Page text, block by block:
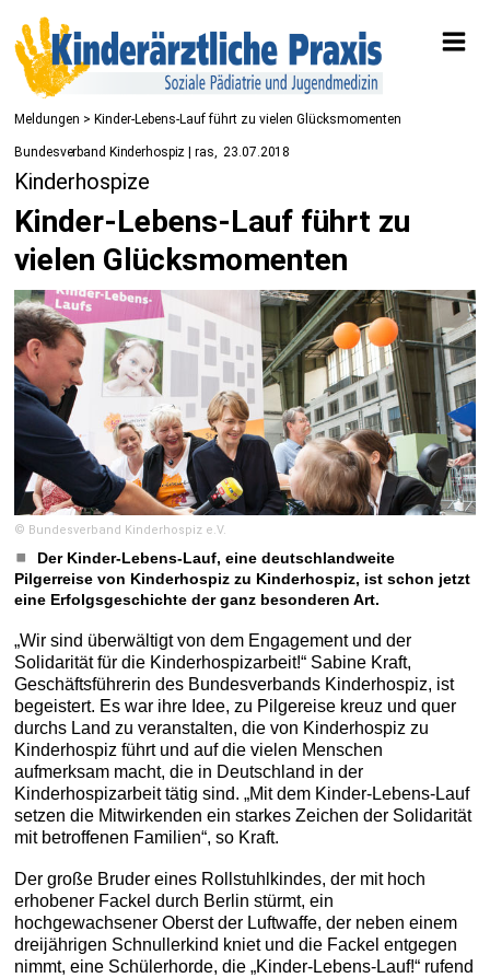
Meldungen > Kinder-Lebens-Lauf führt zu vielen Glücksmomenten
Bundesverband Kinderhospiz | ras 23.07.2018
Kinderhospize
Kinder-Lebens-Lauf führt zu
vielen Glücksmomenten
© Bundesverband Kinderhospiz e.V.
Der Kinder-Lebens-Lauf, eine deutschlandweite
Pilgerreise von Kinderhospiz zu Kinderhospiz, ist schon jetzt
eine Erfolgsgeschichte der ganz besonderen Art.
„Wir sind überwältigt von dem Engagement und der
Solidarität für die Kinderhospizarbeit!“ Sabine Kraft,
Geschäftsführerin des Bundesverbands Kinderhospiz, ist
begeistert. Es war ihre Idee, zu Pilgereise kreuz und quer
durchs Land zu veranstalten, die von Kinderhospiz zu
Kinderhospiz führt und auf die vielen Menschen
aufmerksam macht, die in Deutschland in der
Kinderhospizarbeit tätig sind. „Mit dem Kinder-Lebens-Lauf
setzen die Mitwirkenden ein starkes Zeichen der Solidarität
mit betroffenen Familien“, so Kraft.
Der große Bruder eines Rollstuhlkindes, der mit hoch
erhobener Fackel durch Berlin stürmt, ein
hochgewachsener Oberst der Luftwaffe, der neben einem
dreijährigen Schnullerkind kniet und die Fackel entgegen
nimmt, eine Schülerhorde, die „Kinder-Lebens-Lauf!“ rufend